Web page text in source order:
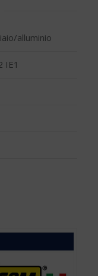
alluminio
IE1